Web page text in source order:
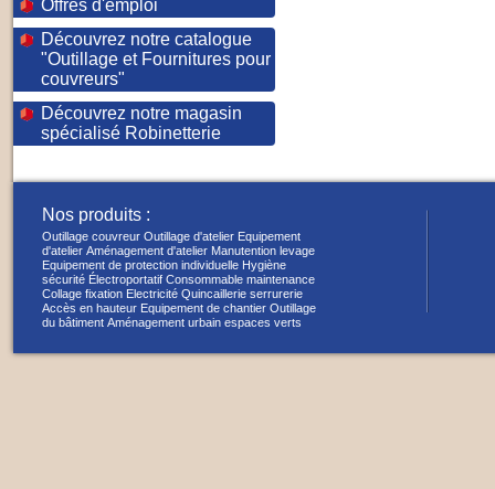
Offres d'emploi
Découvrez notre catalogue
"Outillage et Fournitures pour
couvreurs"
Découvrez notre magasin
spécialisé Robinetterie
Nos produits :
Outillage couvreur Outillage d'atelier Equipement
d'atelier Aménagement d'atelier Manutention levage
Equipement de protection individuelle Hygiène
sécurité Électroportatif Consommable maintenance
Collage fixation Electricité Quincaillerie serrurerie
Accès en hauteur Equipement de chantier Outillage
du bâtiment Aménagement urbain espaces verts